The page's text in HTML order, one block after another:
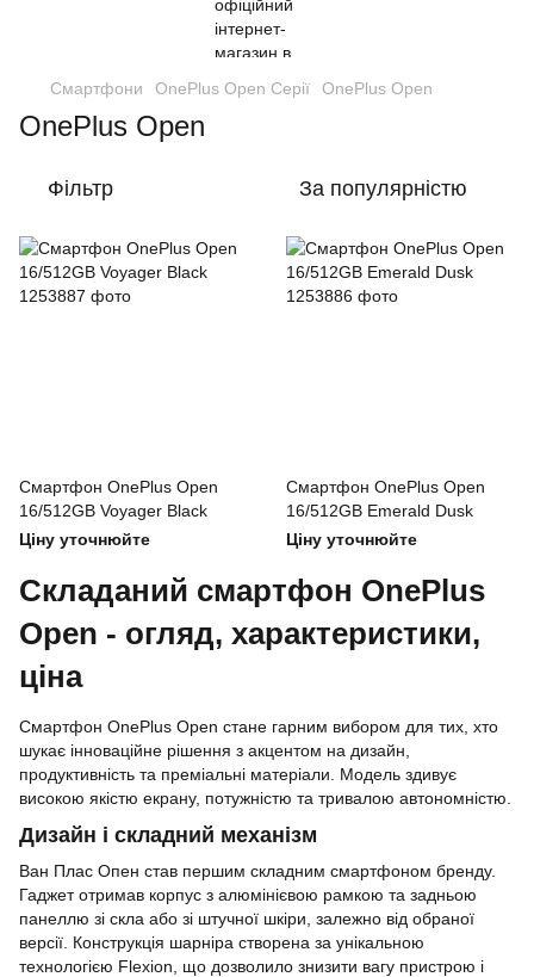
Смартфони OnePlus Open Серії OnePlus Open
OnePlus Open
Фільтр За популярністю
Смартфон OnePlus Open
16/512GB Voyager Black
Ціну уточнюйте
Смартфон OnePlus Open
16/512GB Emerald Dusk
Ціну уточнюйте
Складаний смартфон OnePlus
Open - огляд, характеристики,
ціна
Смартфон OnePlus Open стане гарним вибором для тих, хто
шукає інноваційне рішення з акцентом на дизайн,
продуктивність та преміальні матеріали. Модель здивує
високою якістю екрану, потужністю та тривалою автономністю.
Дизайн і складний механізм
Ван Плас Опен став першим складним смартфоном бренду.
Гаджет отримав корпус з алюмінієвою рамкою та задньою
панеллю зі скла або зі штучної шкіри, залежно від обраної
версії. Конструкція шарніра створена за унікальною
технологією Flexion, що дозволило знизити вагу пристрою і